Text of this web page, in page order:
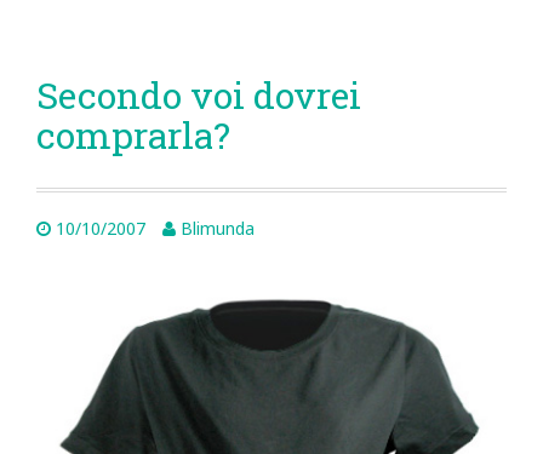
Secondo voi dovrei
comprarla?
10/10/2007 Blimunda